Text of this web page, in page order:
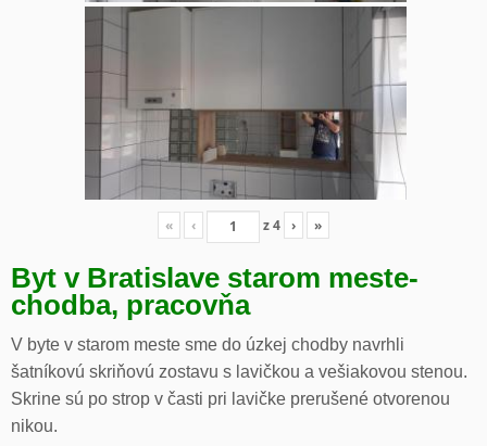
« ‹ z4 › »
Byt v Bratislave starom meste-
chodba, pracovňa
V byte v starom meste sme do úzkej chodby navrhli
šatníkovú skriňovú zostavu s lavičkou a vešiakovou stenou.
Skrine sú po strop v časti pri lavičke prerušené otvorenou
nikou.